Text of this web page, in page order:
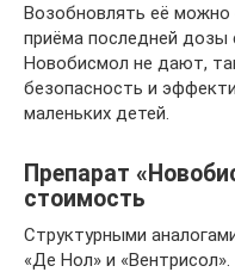
Возобновлять её можно
приёма последней дозы
Новобисмол не дают,
безопасность и
маленьких детей.
Препарат
стоимость
Структурными
«Де Нол» и